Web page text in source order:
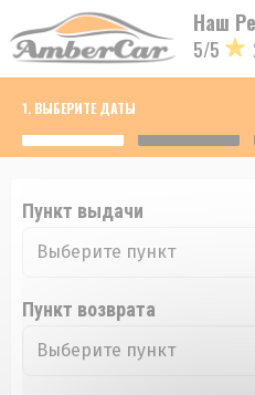
Наш
5/5
Логин
Пароль
1. ВЫБЕРИТЕ ДАТЫ
Пункт выдачи
Пункт возврата
Панель управления cookies